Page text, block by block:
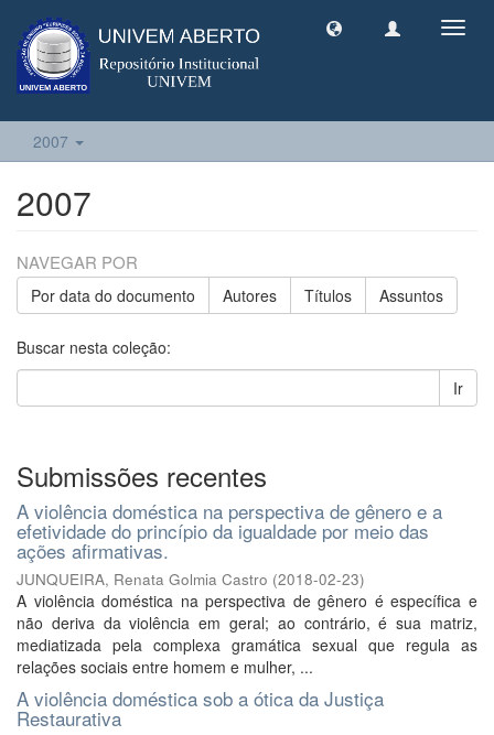
2007
2007
NAVEGAR POR
Por data do documento Autores Títulos Assuntos
Buscar nesta coleção:
Ir
Submissões recentes
A violência doméstica na perspectiva de gênero e a
efetividade do princípio da igualdade por meio das
ações afirmativas.
JUNQUEIRA, Renata Golmia Castro (2018-02-23)
A violência doméstica na perspectiva de gênero é específica e
não deriva da violência em geral; ao contrário, é sua matriz,
mediatizada pela complexa gramática sexual que regula as
relações sociais entre homem e mulher, ...
A violência doméstica sob a ótica da Justiça
Restaurativa